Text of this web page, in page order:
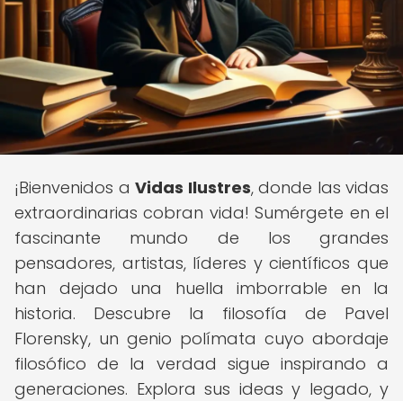
¡Bienvenidos a Vidas Ilustres, donde las vidas
extraordinarias cobran vida! Sumérgete en el
fascinante mundo de los grandes
pensadores, artistas, líderes y científicos que
han dejado una huella imborrable en la
historia. Descubre la filosofía de Pavel
Florensky, un genio polímata cuyo abordaje
filosófico de la verdad sigue inspirando a
generaciones. Explora sus ideas y legado, y